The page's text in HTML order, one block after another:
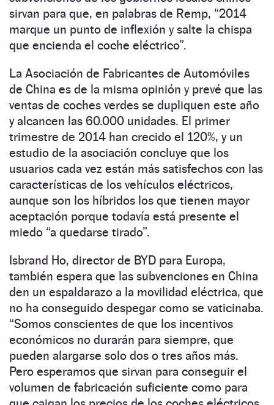
sirvan para que, en palabras de Remp, “2014
marque un punto de inflexión y salte la chispa
que encienda el coche eléctrico”.
La Asociación de Fabricantes de Automóviles
de China es de la misma opinión y prevé que las
ventas de coches verdes se dupliquen este año
y alcancen las 60.000 unidades. El primer
trimestre de 2014 han crecido el 120%, y un
estudio de la asociación concluye que los
usuarios cada vez están más satisfechos con las
características de los vehículos eléctricos,
aunque son los híbridos los que tienen mayor
aceptación porque todavía está presente el
miedo “a quedarse tirado”.
Isbrand Ho, director de BYD para Europa,
también espera que las subvenciones en China
den un espaldarazo a la movilidad eléctrica, que
no ha conseguido despegar como se vaticinaba.
“Somos conscientes de que los incentivos
económicos no durarán para siempre, que
pueden alargarse solo dos o tres años más.
Pero esperamos que sirvan para conseguir el
volumen de fabricación suficiente como para